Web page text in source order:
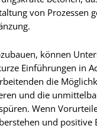
von Prozessen
können
Einführungen in
die
und die
Wenn
und positive